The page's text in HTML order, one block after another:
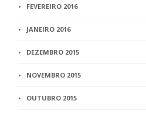
FEVEREIRO 2016
JANEIRO 2016
DEZEMBRO 2015
NOVEMBRO 2015
OUTUBRO 2015